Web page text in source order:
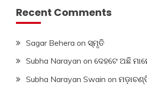
Recent Comments
Sagar Behera on ସ୍ମୃତି
Subha Narayan on ଦେହଟେ ଅଛି
Subha Narayan Swain on